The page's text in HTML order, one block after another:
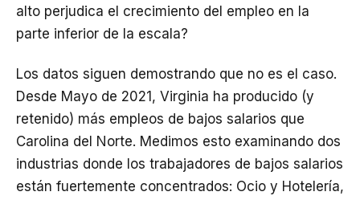
alto perjudica el crecimiento del empleo en la
parte inferior de la escala?
Los datos siguen demostrando que no es el caso.
Desde Mayo de 2021, Virginia ha producido (y
retenido) más empleos de bajos salarios que
Carolina del Norte. Medimos esto examinando dos
industrias donde los trabajadores de bajos salarios
están fuertemente concentrados: Ocio y Hotelería,